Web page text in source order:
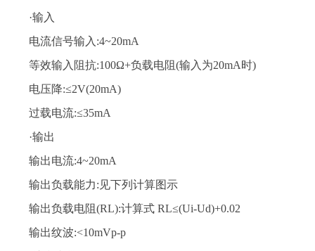
·输入
电流信号输入:4~20mA
等效输入阻抗:100Ω+负载电阻(输入为20mA时)
电压降:≤2V(20mA)
过载电流:≤35mA
·输出
输出电流:4~20mA
输出负载能力:见下列计算图示
输出负载电阻(RL):计算式 RL≤(Ui-Ud)+0.02
输出纹波:<10mVp-p